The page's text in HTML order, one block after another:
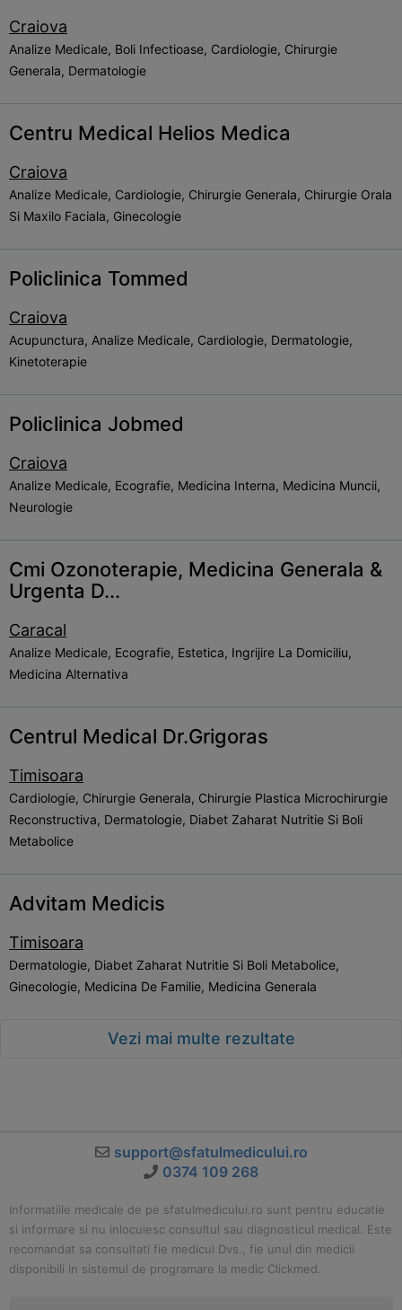
Craiova
Analize Medicale, Boli Infectioase, Cardiologie, Chirurgie
Generala, Dermatologie
Centru Medical Helios Medica
Craiova
Analize Medicale, Cardiologie, Chirurgie Generala, Chirurgie Orala
Si Maxilo Faciala, Ginecologie
Policlinica Tommed
Craiova
Acupunctura, Analize Medicale, Cardiologie, Dermatologie,
Kinetoterapie
Policlinica Jobmed
Craiova
Analize Medicale, Ecografie, Medicina Interna, Medicina Muncii,
Neurologie
Cmi Ozonoterapie, Medicina Generala &
Urgenta D...
Caracal
Analize Medicale, Ecografie, Estetica, Ingrijire La Domiciliu,
Medicina Alternativa
Centrul Medical Dr.Grigoras
Timisoara
Cardiologie, Chirurgie Generala, Chirurgie Plastica Microchirurgie
Reconstructiva, Dermatologie, Diabet Zaharat Nutritie Si Boli
Metabolice
Advitam Medicis
Timisoara
Dermatologie, Diabet Zaharat Nutritie Si Boli Metabolice,
Ginecologie, Medicina De Familie, Medicina Generala
Vezi mai multe rezultate
support@sfatulmedicului.ro
0374 109 268
Informatiile medicale de pe sfatulmedicului.ro sunt pentru educatie
si informare si nu inlocuiesc consultul sau diagnosticul medical. Este
recomandat sa consultati fie medicul Dvs., fie unul din medicii
disponibili in sistemul de programare la medic Clickmed.